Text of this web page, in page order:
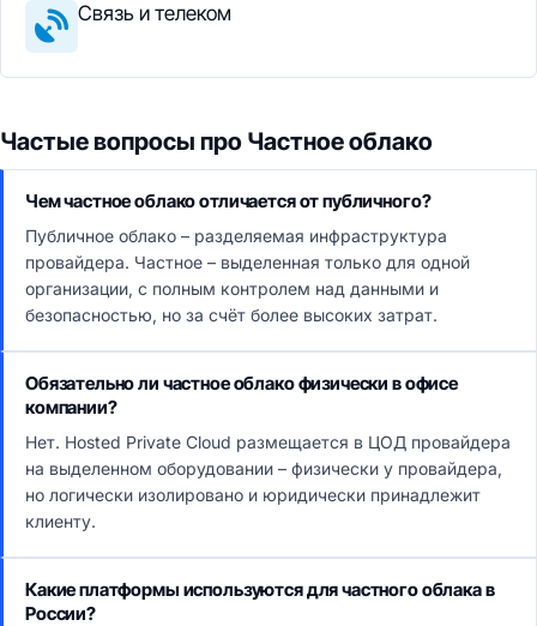
Связь и телеком
Частые вопросы про Частное облако
Чем частное облако отличается от публичного?
Публичное облако – разделяемая инфраструктура
провайдера. Частное – выделенная только для одной
организации, с полным контролем над данными и
безопасностью, но за счёт более высоких затрат.
Обязательно ли частное облако физически в офисе
компании?
Нет. Hosted Private Cloud размещается в ЦОД провайдера
на выделенном оборудовании – физически у провайдера,
но логически изолировано и юридически принадлежит
клиенту.
Какие платформы используются для частного облака в
России?